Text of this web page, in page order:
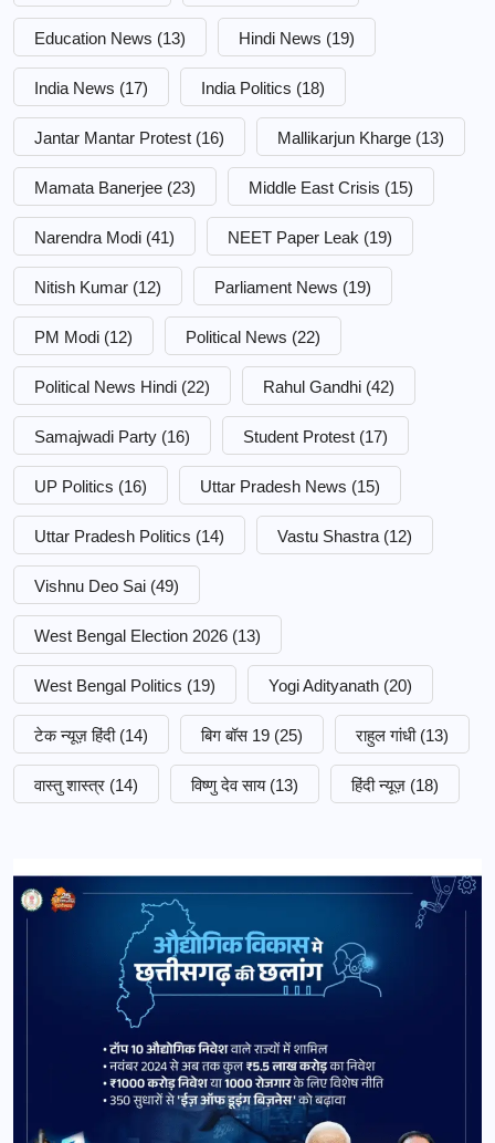
Education News (13) Hindi News (19)
India News (17) India Politics (18)
Jantar Mantar Protest (16) Mallikarjun Kharge (13)
Mamata Banerjee (23) Middle East Crisis (15)
Narendra Modi (41) NEET Paper Leak (19)
Nitish Kumar (12) Parliament News (19)
PM Modi (12) Political News (22)
Political News Hindi (22) Rahul Gandhi (42)
Samajwadi Party (16) Student Protest (17)
UP Politics (16) Uttar Pradesh News (15)
Uttar Pradesh Politics (14) Vastu Shastra (12)
Vishnu Deo Sai (49)
West Bengal Election 2026 (13)
West Bengal Politics (19) Yogi Adityanath (20)
टेक न्यूज़ हिंदी (14) बिग बॉस 19 (25) राहुल गांधी (13)
वास्तु शास्त्र (14) विष्णु देव साय (13) हिंदी न्यूज़ (18)